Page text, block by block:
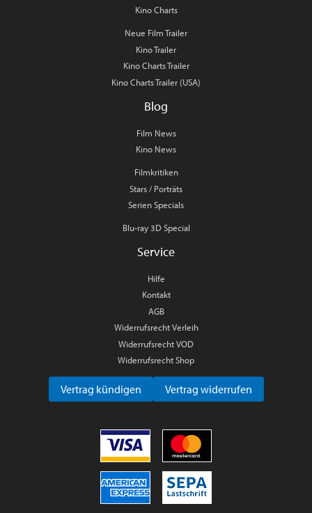
Kino Charts
Neue Film Trailer
Kino Trailer
Kino Charts Trailer
Kino Charts Trailer (USA)
Blog
Film News
Kino News
Filmkritiken
Stars / Porträts
Serien Specials
Blu-ray 3D Special
Service
Hilfe
Kontakt
AGB
Widerrufsrecht Verleih
Widerrufsrecht VOD
Widerrufsrecht Shop
Vertrag kündigen Vertrag widerrufen